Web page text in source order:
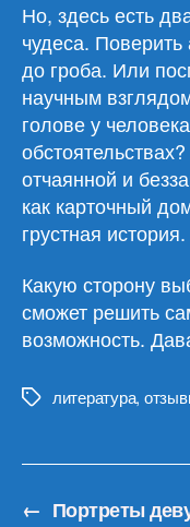
Но, здесь есть
чудеса.
до гроба. Или
научным
голове у
отчаянной и
как карточный
грустная история.
Какую сторону
сможет решить
возможность.
Меткилитература,
← Портреты